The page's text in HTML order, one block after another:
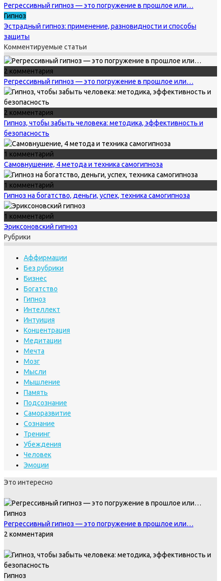
Регрессивный гипноз — это погружение в прошлое или…
Гипноз
Эстрадный гипноз: применение, разновидности и способы
защиты
Комментируемые статьи
2 комментария
Регрессивный гипноз — это погружение в прошлое или…
2 комментария
Гипноз, чтобы забыть человека: методика, эффективность и
безопасность
1 комментарий
Самовнушение, 4 метода и техника самогипноза
1 комментарий
Гипноз на богатство, деньги, успех, техника самогипноза
1 комментарий
Эриксоновский гипноз
Рубрики
Аффирмации
Без рубрики
Бизнес
Богатство
Гипноз
Интеллект
Интуиция
Концентрация
Медитации
Мечта
Мозг
Мысли
Мышление
Память
Подсознание
Саморазвитие
Сознание
Тренинг
Убеждения
Человек
Эмоции
Это интересно
Гипноз
Регрессивный гипноз — это погружение в прошлое или…
2 комментария
Гипноз